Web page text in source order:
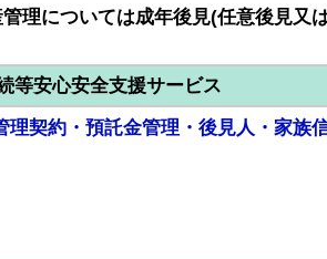
理については成年後見(任意後見又
等安心安全支援サービス
理契約・預託金管理・後見人・家族